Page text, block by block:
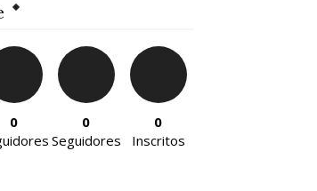
0
0
Seguidores
0
Inscritos